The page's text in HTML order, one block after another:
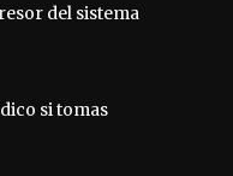
del sistema
si tomas